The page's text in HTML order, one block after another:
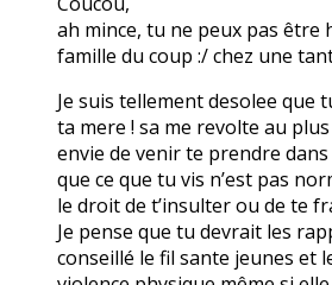
ah mince, tu ne peux pas être
famille du coup :/ chez une
Je suis tellement desolee que
ta mere ! sa me revolte au plus
envie de venir te prendre
que ce que tu vis n’est pas
le droit de t’insulter ou de te
Je pense que tu devrait les
conseillé le fil sante jeunes et